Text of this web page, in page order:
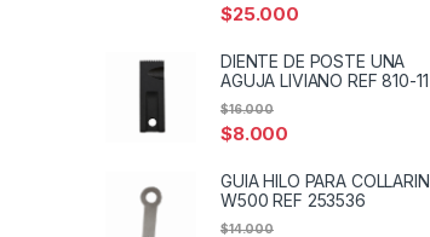
$25.000
DIENTE DE POSTE UNA
AGUJA LIVIANO REF 810-11
$8.000
$16.000
GUIA HILO PARA COLLARIN
W500 REF 253536
$14.000